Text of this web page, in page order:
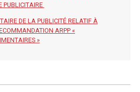
PUBLICITAIRE
DE LA PUBLICITÉ RELATIF À
ARPP «
»